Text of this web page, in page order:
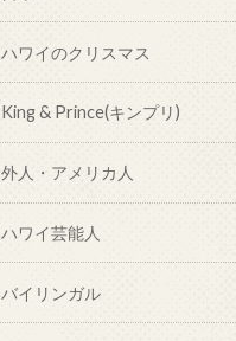
ハワイのクリスマス
King & Prince(キンプリ)
外人・アメリカ人
ハワイ芸能人
バイリンガル